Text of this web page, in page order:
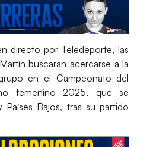
directo porTeledeporte, las
buscarán acercarse a la
en el Campeonato del
femenino 2025, que se
Países Bajos, tras su partido